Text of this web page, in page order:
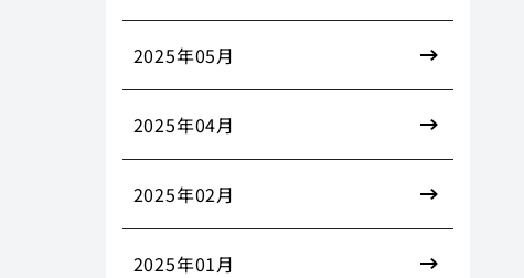
2025年05月
2025年04月
2025年02月
2025年01月